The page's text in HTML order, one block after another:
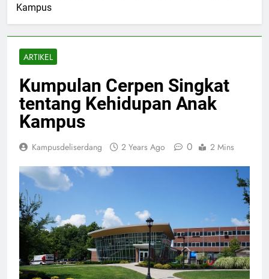
Kampus
ARTIKEL
Kumpulan Cerpen Singkat
tentang Kehidupan Anak
Kampus
Kampusdeliserdang 2 Years Ago 0 2 Mins